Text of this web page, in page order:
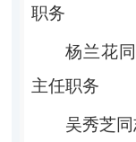
职务
杨兰花
主任职务
吴秀芝